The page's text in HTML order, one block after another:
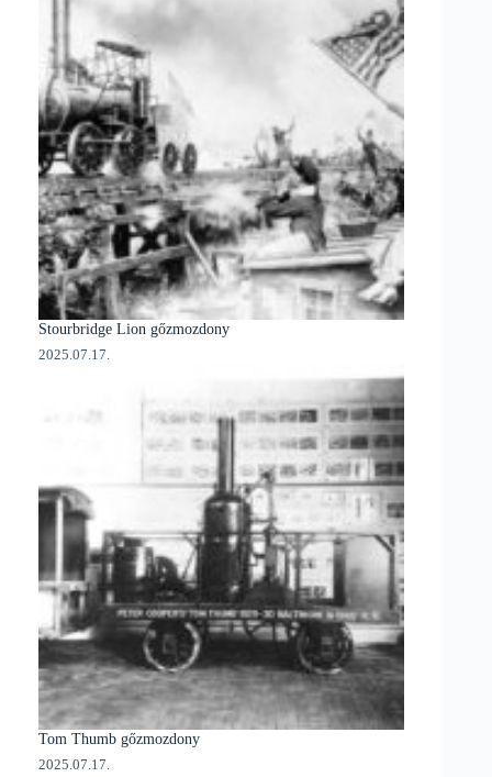
Stourbridge Lion gőzmozdony
2025.07.17.
Tom Thumb gőzmozdony
2025.07.17.